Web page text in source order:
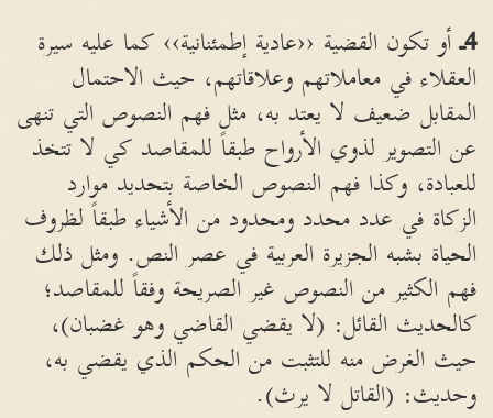
4ـأو تكون القضية ‹‹عادية إطمئنانية›› كما عليه سيرة
العقلاء في معاملاتهم وعلاقاتهم، حيث الاحتمال
المقابل ضعيف لا يعتد به، مثل فهم النصوص التي تنهى
عن التصوير لذوي الأرواح طبقاً للمقاصد كي لا تتخذ
للعبادة، وكذا فهم النصوص الخاصة بتحديد موارد
الزكاة في عدد محدد ومحدود من الأشياء طبقاً لظروف
الحياة بشبه الجزيرة العربية في عصر النص. ومثل ذلك
فهم الكثير من النصوص غير الصريحة وفقاً للمقاصد؛
كالحديث القائل: (لا يقضي القاضي وهو غضبان)،
حيث الغرض منه للتثبت من الحكم الذي يقضي به،
وحديث: (القاتل لا يرث).